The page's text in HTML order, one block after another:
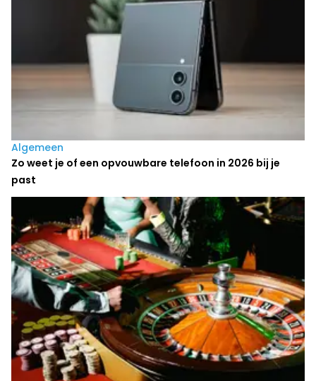
Algemeen
Zo weet je of een opvouwbare telefoon in 2026 bij je
past